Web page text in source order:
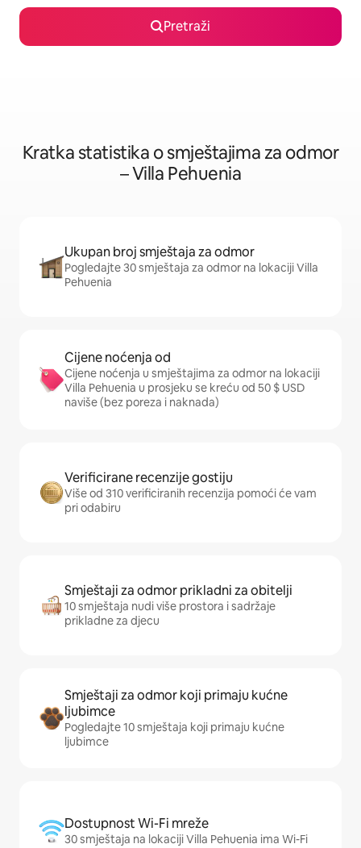
Pretraži
Kratka statistika o smještajima za odmor
– Villa Pehuenia
Ukupan broj smještaja za odmor
Pogledajte 30 smještaja za odmor na lokaciji Villa
Pehuenia
Cijene noćenja od
Cijene noćenja u smještajima za odmor na lokaciji
Villa Pehuenia u prosjeku se kreću od 50 $ USD
naviše (bez poreza i naknada)
Verificirane recenzije gostiju
Više od 310 verificiranih recenzija pomoći će vam
pri odabiru
Smještaji za odmor prikladni za obitelji
10 smještaja nudi više prostora i sadržaje
prikladne za djecu
Smještaji za odmor koji primaju kućne
ljubimce
Pogledajte 10 smještaja koji primaju kućne
ljubimce
Dostupnost Wi-Fi mreže
30 smještaja na lokaciji Villa Pehuenia ima Wi-Fi